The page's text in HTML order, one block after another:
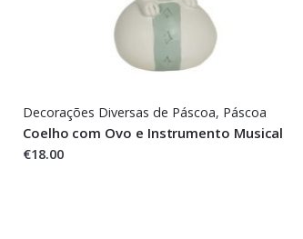
Decorações Diversas de Páscoa, Páscoa
Coelho com Ovo e Instrumento Musical
€18.00